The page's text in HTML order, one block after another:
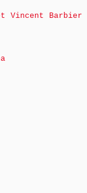
Vincent Barbier